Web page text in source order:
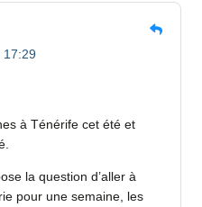
17:29
à Ténérife cet été et
la question d’aller à
pour une semaine, les